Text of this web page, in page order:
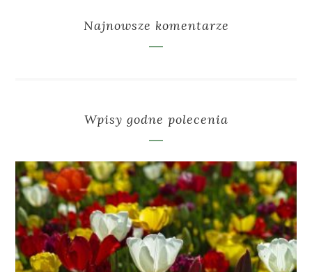
Najnowsze komentarze
Wpisy godne polecenia